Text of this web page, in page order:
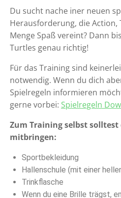
Du sucht nache iner neuen
Herausforderung, die Action,
Menge Spaß vereint? Dann
Turtles genau richtig!
Für das Training sind
notwendig. Wenn du dich
Spielregeln informieren
gerne vorbei: Spielregeln
Zum Training selbst solltest
mitbringen:
Sportbekleidung
Hallenschule (mit einer
Trinkflasche
Wenn du eine Brille trägst,